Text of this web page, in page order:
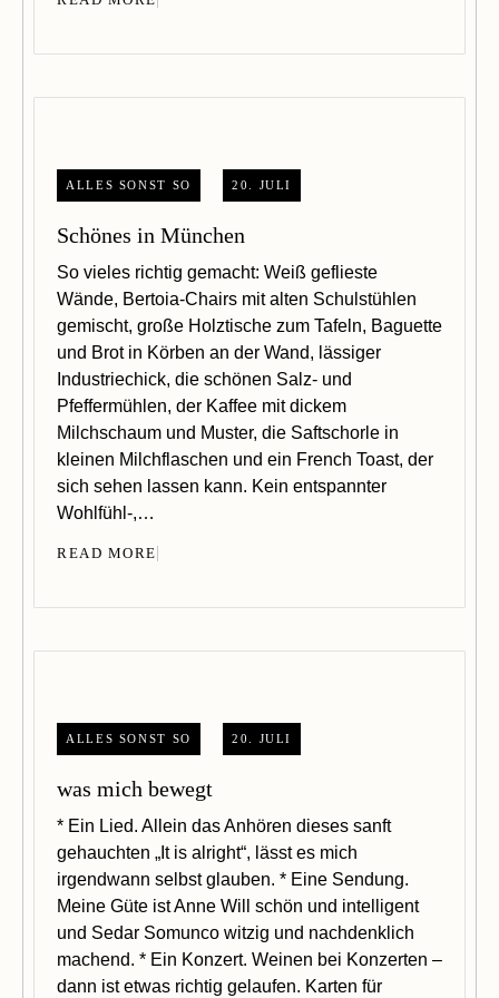
20. JULI
ALLES SONST SO
Schönes in München
So vieles richtig gemacht: Weiß geflieste
Wände, Bertoia-Chairs mit alten Schulstühlen
gemischt, große Holztische zum Tafeln, Baguette
und Brot in Körben an der Wand, lässiger
Industriechick, die schönen Salz- und
Pfeffermühlen, der Kaffee mit dickem
Milchschaum und Muster, die Saftschorle in
kleinen Milchflaschen und ein French Toast, der
sich sehen lassen kann. Kein entspannter
Wohlfühl-,…
READ MORE
20. JULI
ALLES SONST SO
was mich bewegt
* Ein Lied. Allein das Anhören dieses sanft
gehauchten „It is alright“, lässt es mich
irgendwann selbst glauben. * Eine Sendung.
Meine Güte ist Anne Will schön und intelligent
und Sedar Somunco witzig und nachdenklich
machend. * Ein Konzert. Weinen bei Konzerten –
dann ist etwas richtig gelaufen. Karten für